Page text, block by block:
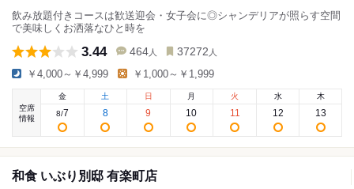
飲み放題付きコースは歓送迎会・女子会に◎シャンデリアが照らす空間
で美味しくお洒落なひと時を
3.44 464 人 37272 人
￥4,000～￥4,999 ￥1,000～￥1,999
空席
情報
金
8/7
土
8
日
9
月
10
火
11
水
12
木
13
和食 いぶり別邸 有楽町店